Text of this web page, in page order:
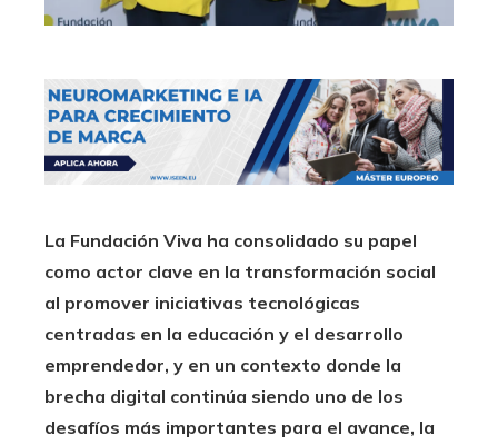
La Fundación Viva ha consolidado su papel
como actor clave en la transformación social
al promover iniciativas tecnológicas
centradas en la educación y el desarrollo
emprendedor, y en un contexto donde la
brecha digital continúa siendo uno de los
desafíos más importantes para el avance, la